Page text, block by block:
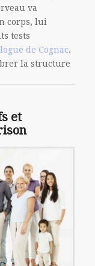
va
corps, lui
tests
de Cognac.
la structure
et